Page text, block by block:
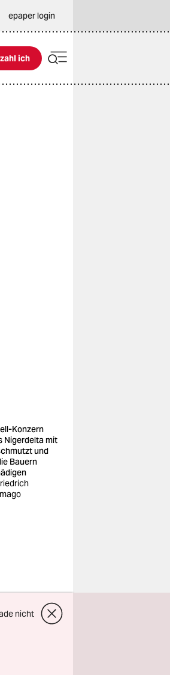
epaper login
ich
Konzern
Nigerdelta mit
und
Bauern
nicht